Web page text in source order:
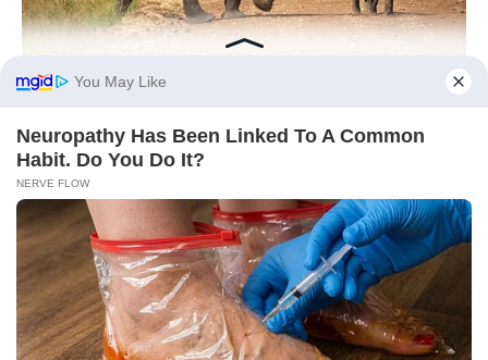
HABERION
BRAINBERRIES
Supercar